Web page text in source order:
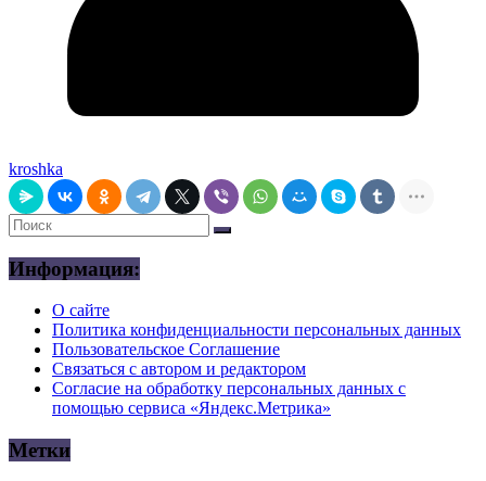
kroshka
Информация:
О сайте
Политика конфиденциальности персональных данных
Пользовательское Соглашение
Связаться с автором и редактором
Согласие на обработку персональных данных с
помощью сервиса «Яндекс.Метрика»
Метки